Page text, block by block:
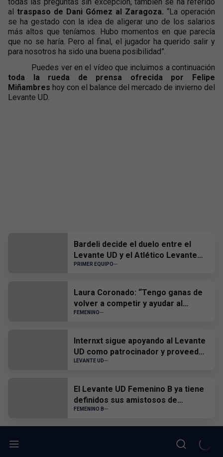
todas las preguntas sin excepción, también se ha referido
al traspaso de Dani Gómez al Zaragoza. “La operación
se ha gestado con la idea de aligerar uno de los salarios
más altos que teníamos. Hubo momentos en que parecía
que no se haría. Pero al final, el jugador ha querido salir y
para nosotros ha sido una buena posibilidad”.
Puedes ver en el vídeo que incluimos a continuación
toda la rueda de prensa ofrecida por Felipe
Miñambres hoy con el balance del mercado de invierno del
Levante UD.
Bardeli decide el duelo entre el
Levante UD y el Atlético Levante
UD
PRIMER EQUIPO
Laura Coronado: “Tengo ganas de
volver a competir y ayudar al
equipo”
FEMENINO
Internxt sigue apoyando al Levante
UD como patrocinador y proveedor
oficial
LEVANTE UD
El Levante UD Femenino B ya tiene
definidos sus amistosos de
pretemporada
FEMENINO B